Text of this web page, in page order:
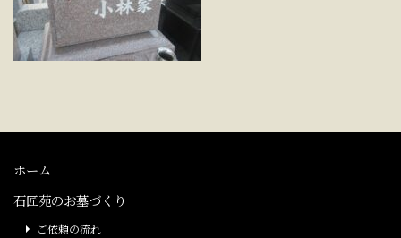
ホーム
石匠苑のお墓づくり
ご依頼の流れ